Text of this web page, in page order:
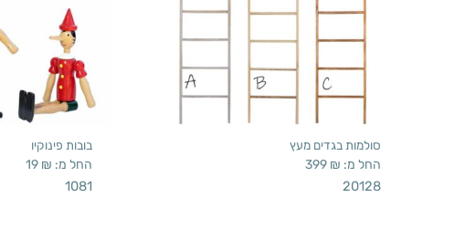
סולמות בגדים מעץ
החל מ: 399 ₪
20128
בובות פינוקיו
החל מ: 19 ₪
1081